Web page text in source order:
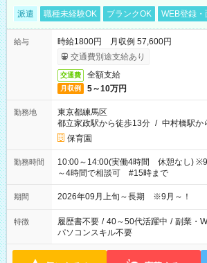
派遣 職種未経験OK ブランクOK WEB登録・
給与
時給1800円 月収例 57,600円
交通費別途支給あり
交通費 全額支給
月収例 5～10万円
勤務地
東京都練馬区
都立家政駅から徒歩13分 / 中村橋駅か
保育園
勤務時間
10:00～14:00(実働4時間 休憩なし)
～4時間で相談可 #15時まで
期間 2026年09月上旬～長期 ※9月～！
特徴 履歴書不要 / 40～50代活躍中 / 副業・
パソコンスキル不要